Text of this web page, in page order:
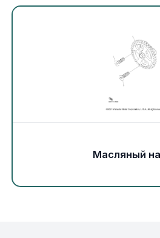
Электрика
Другое
Движители
Масляный